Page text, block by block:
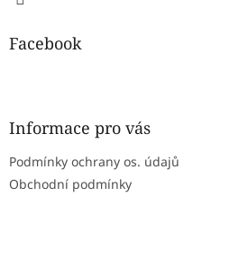
Facebook
Informace pro vás
Podmínky ochrany os. údajů
Obchodní podmínky